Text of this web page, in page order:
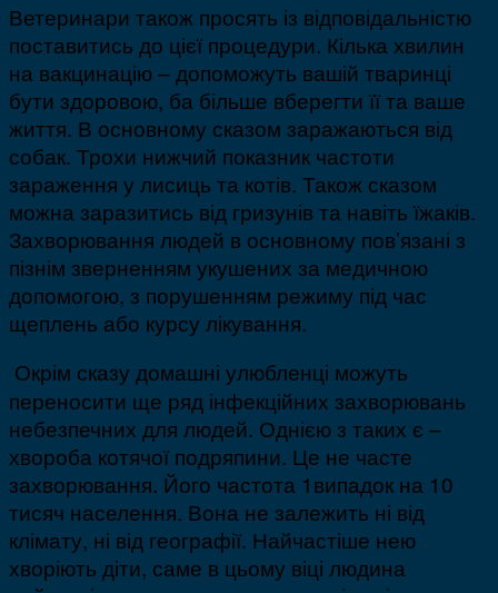
Ветеринари також просять із відповідальністю
поставитись до цієї процедури. Кілька хвилин
на вакцинацію – допоможуть вашій тваринці
бути здоровою, ба більше вберегти її та ваше
життя. В основному сказом заражаються від
собак. Трохи нижчий показник частоти
зараження у лисиць та котів. Також сказом
можна заразитись від гризунів та навіть їжаків.
Захворювання людей в основному пов’язані з
пізнім зверненням укушених за медичною
допомогою, з порушенням режиму під час
щеплень або курсу лікування.
Окрім сказу домашні улюбленці можуть
переносити ще ряд інфекційних захворювань
небезпечних для людей. Однією з таких є –
хвороба котячої подряпини. Це не часте
захворювання. Його частота 1випадок на 10
тисяч населення. Вона не залежить ні від
клімату, ні від географії. Найчастіше нею
хворіють діти, саме в цьому віці людина